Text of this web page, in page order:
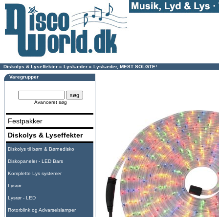
Diskolys & Lyseffekter » Lyskæder » Lyskæder, MEST SOLGTE!
Varegrupper
Avanceret søg
Festpakker
Diskolys & Lyseffekter
Diskolys til børn & Børnedisko
Diskopaneler - LED Bars
Komplette Lys systemer
Lysrør
Lysrør - LED
Rotorblink og Advarselslamper